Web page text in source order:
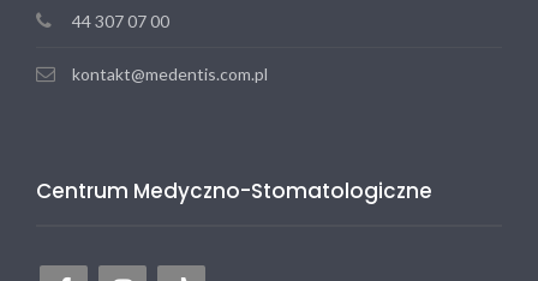
44 307 07 00
kontakt@medentis.com.pl
Centrum Medyczno-Stomatologiczne